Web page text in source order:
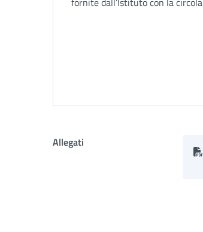
Allegati